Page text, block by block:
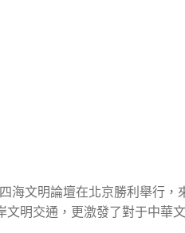
海文明論壇在北京勝利舉行
明交通，更激發了對于中華